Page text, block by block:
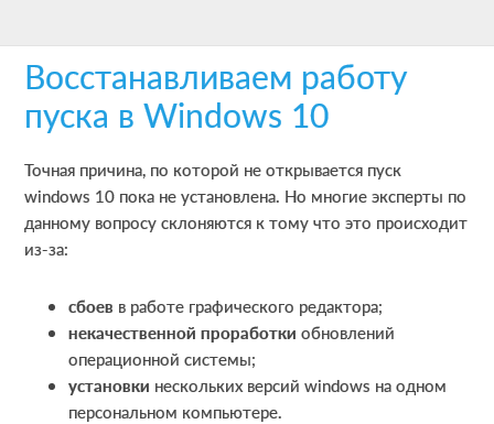
main
content
primary
sidebar
footerВосстанавливаем работу
пуска в Windows 10
Точная причина, по которой не открывается пуск
windows 10 пока не установлена. Но многие эксперты по
данному вопросу склоняются к тому что это происходит
из-за:
сбоев в работе графического редактора;
некачественной проработки обновлений
операционной системы;
установки нескольких версий windows на одном
персональном компьютере.